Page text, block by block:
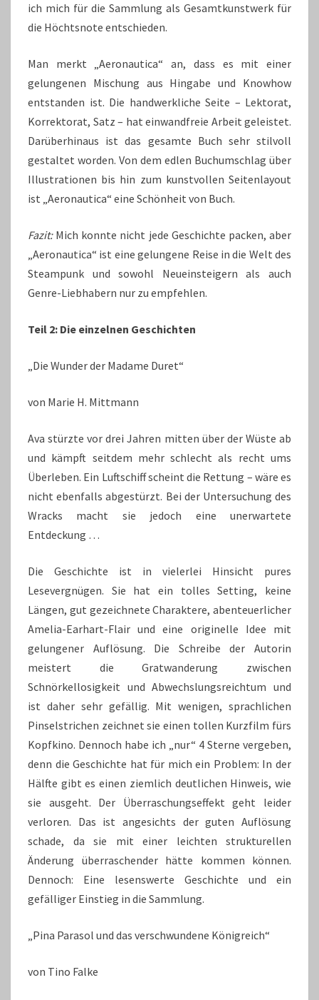
ich mich für die Sammlung als Gesamtkunstwerk für
die Höchtsnote entschieden.
Man merkt „Aeronautica“ an, dass es mit einer
gelungenen Mischung aus Hingabe und Knowhow
entstanden ist. Die handwerkliche Seite – Lektorat,
Korrektorat, Satz – hat einwandfreie Arbeit geleistet.
Darüberhinaus ist das gesamte Buch sehr stilvoll
gestaltet worden. Von dem edlen Buchumschlag über
Illustrationen bis hin zum kunstvollen Seitenlayout
ist „Aeronautica“ eine Schönheit von Buch.
Fazit: Mich konnte nicht jede Geschichte packen, aber
„Aeronautica“ ist eine gelungene Reise in die Welt des
Steampunk und sowohl Neueinsteigern als auch
Genre-Liebhabern nur zu empfehlen.
Teil 2: Die einzelnen Geschichten
„Die Wunder der Madame Duret“
von Marie H. Mittmann
Ava stürzte vor drei Jahren mitten über der Wüste ab
und kämpft seitdem mehr schlecht als recht ums
Überleben. Ein Luftschiff scheint die Rettung – wäre es
nicht ebenfalls abgestürzt. Bei der Untersuchung des
Wracks macht sie jedoch eine unerwartete
Entdeckung …
Die Geschichte ist in vielerlei Hinsicht pures
Lesevergnügen. Sie hat ein tolles Setting, keine
Längen, gut gezeichnete Charaktere, abenteuerlicher
Amelia-Earhart-Flair und eine originelle Idee mit
gelungener Auflösung. Die Schreibe der Autorin
meistert die Gratwanderung zwischen
Schnörkellosigkeit und Abwechslungsreichtum und
ist daher sehr gefällig. Mit wenigen, sprachlichen
Pinselstrichen zeichnet sie einen tollen Kurzfilm fürs
Kopfkino. Dennoch habe ich „nur“ 4 Sterne vergeben,
denn die Geschichte hat für mich ein Problem: In der
Hälfte gibt es einen ziemlich deutlichen Hinweis, wie
sie ausgeht. Der Überraschungseffekt geht leider
verloren. Das ist angesichts der guten Auflösung
schade, da sie mit einer leichten strukturellen
Änderung überraschender hätte kommen können.
Dennoch: Eine lesenswerte Geschichte und ein
gefälliger Einstieg in die Sammlung.
„Pina Parasol und das verschwundene Königreich“
von Tino Falke